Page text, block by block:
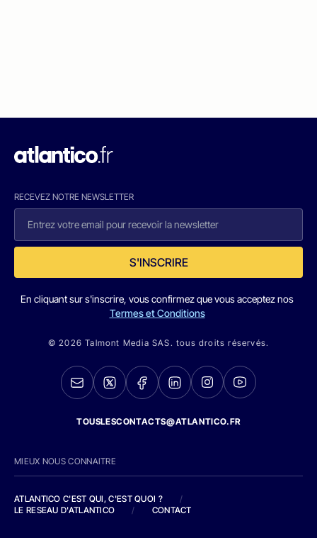
RECEVEZ NOTRE NEWSLETTER
S'INSCRIRE
En cliquant sur s'inscrire, vous confirmez que vous acceptez nos
Termes et Conditions
© 2026 Talmont Media SAS. tous droits réservés.
TOUSLESCONTACTS@ATLANTICO.FR
MIEUX NOUS CONNAITRE
ATLANTICO C'EST QUI, C'EST QUOI ?
/
LE RESEAU D'ATLANTICO
/ CONTACT